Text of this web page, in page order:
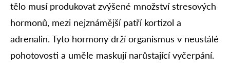
tělo musí produkovat zvýšené množství stresových
hormonů, mezi nejznámější patří kortizol a
adrenalin. Tyto hormony drží organismus v neustálé
pohotovosti a uměle maskují narůstající vyčerpání.